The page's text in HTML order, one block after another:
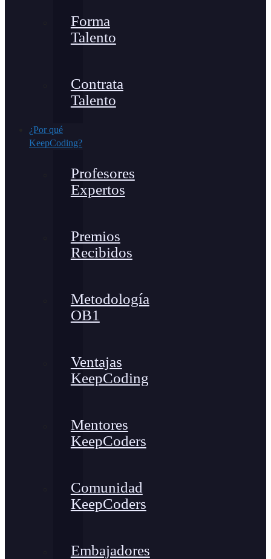
Forma
Talento
Contrata
Talento
¿Por qué
KeepCoding?
Profesores
Expertos
Premios
Recibidos
Metodología
OB1
Ventajas
KeepCoding
Mentores
KeepCoders
Comunidad
KeepCoders
Embajadores